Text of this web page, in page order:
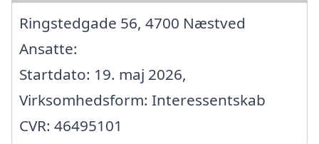
Ringstedgade 56, 4700 Næstved
Ansatte:
Startdato: 19. maj 2026,
Virksomhedsform: Interessentskab
CVR: 46495101